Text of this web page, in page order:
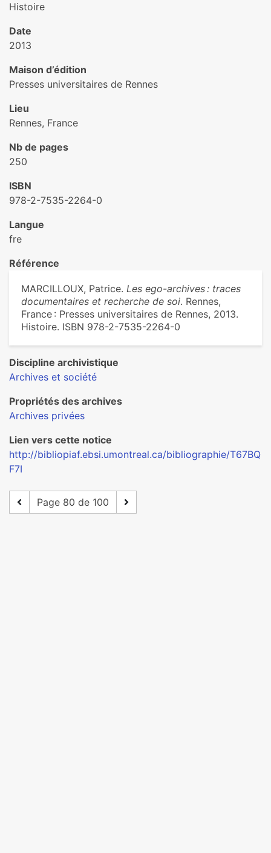
Histoire
Date
2013
Maison d’édition
Presses universitaires de Rennes
Lieu
Rennes, France
Nb de pages
250
ISBN
978-2-7535-2264-0
Langue
fre
Référence
MARCILLOUX, Patrice. Les ego-archives : traces
documentaires et recherche de soi. Rennes,
France : Presses universitaires de Rennes, 2013.
Histoire. ISBN 978-2-7535-2264-0
Discipline archivistique
Archives et société
Propriétés des archives
Archives privées
Lien vers cette notice
http://bibliopiaf.ebsi.umontreal.ca/bibliographie/T67BQ
F7I
Page 80 de 100